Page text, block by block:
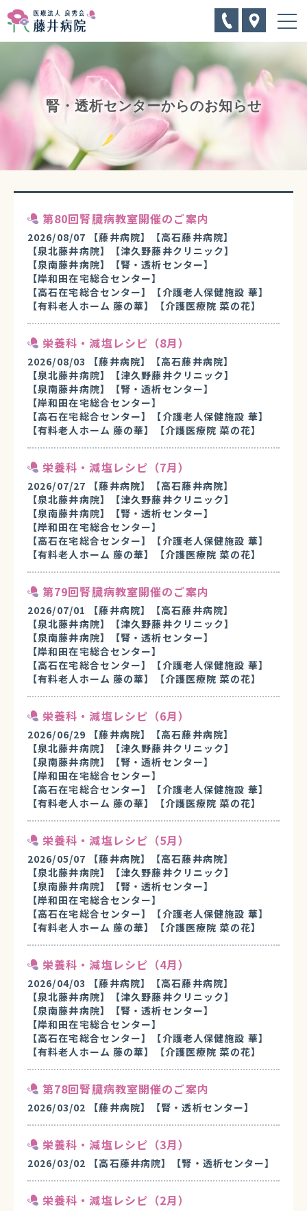
腎・透析センターからのお知らせ
第80回腎臓病教室開催のご案内
2026/08/07 【藤井病院】
【高石藤井病院】
【泉北藤井病院】
【津久野藤井クリニック】
【泉南藤井病院】
【腎・透析センター】
【岸和田在宅総合センター】
【高石在宅総合センター】
【介護老人保健施設 華】
【有料老人ホーム 藤の華】
【介護医療院 菜の花】
栄養科・減塩レシピ（8月）
2026/08/03 【藤井病院】
【高石藤井病院】
【泉北藤井病院】
【津久野藤井クリニック】
【泉南藤井病院】
【腎・透析センター】
【岸和田在宅総合センター】
【高石在宅総合センター】
【介護老人保健施設 華】
【有料老人ホーム 藤の華】
【介護医療院 菜の花】
栄養科・減塩レシピ（7月）
2026/07/27 【藤井病院】
【高石藤井病院】
【泉北藤井病院】
【津久野藤井クリニック】
【泉南藤井病院】
【腎・透析センター】
【岸和田在宅総合センター】
【高石在宅総合センター】
【介護老人保健施設 華】
【有料老人ホーム 藤の華】
【介護医療院 菜の花】
第79回腎臓病教室開催のご案内
2026/07/01 【藤井病院】
【高石藤井病院】
【泉北藤井病院】
【津久野藤井クリニック】
【泉南藤井病院】
【腎・透析センター】
【岸和田在宅総合センター】
【高石在宅総合センター】
【介護老人保健施設 華】
【有料老人ホーム 藤の華】
【介護医療院 菜の花】
栄養科・減塩レシピ（6月）
2026/06/29 【藤井病院】
【高石藤井病院】
【泉北藤井病院】
【津久野藤井クリニック】
【泉南藤井病院】
【腎・透析センター】
【岸和田在宅総合センター】
【高石在宅総合センター】
【介護老人保健施設 華】
【有料老人ホーム 藤の華】
【介護医療院 菜の花】
栄養科・減塩レシピ（5月）
2026/05/07 【藤井病院】
【高石藤井病院】
【泉北藤井病院】
【津久野藤井クリニック】
【泉南藤井病院】
【腎・透析センター】
【岸和田在宅総合センター】
【高石在宅総合センター】
【介護老人保健施設 華】
【有料老人ホーム 藤の華】
【介護医療院 菜の花】
栄養科・減塩レシピ（4月）
2026/04/03 【藤井病院】
【高石藤井病院】
【泉北藤井病院】
【津久野藤井クリニック】
【泉南藤井病院】
【腎・透析センター】
【岸和田在宅総合センター】
【高石在宅総合センター】
【介護老人保健施設 華】
【有料老人ホーム 藤の華】
【介護医療院 菜の花】
第78回腎臓病教室開催のご案内
2026/03/02 【藤井病院】 【腎・透析センター】
栄養科・減塩レシピ（3月）
2026/03/02 【高石藤井病院】 【腎・透析センター】
栄養科・減塩レシピ（2月）